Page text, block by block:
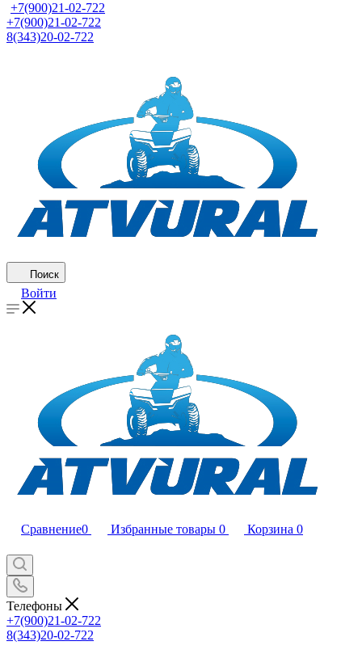
+7(900)21-02-722
+7(900)21-02-722
8(343)20-02-722
Поиск
Войти
Сравнение0 Избранные товары 0 Корзина 0
Телефоны
+7(900)21-02-722
8(343)20-02-722